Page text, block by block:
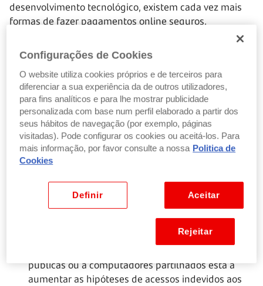
desenvolvimento tecnológico, existem cada vez mais
formas de fazer pagamentos online seguros.
10 passos para fazer pagamentos online seguros
As compras online devem ter alguns cuidados, que não
são assim tão diferentes dos que tem em espaços
físicos. A diferença é que, como tudo se passa no
mundo virtual e não está a ver o vendedor ou o
produto, pode sentir que é mais difícil controlar alguns
aspetos da compra.
experiência mais segura:
Mantenha a privacidade: faça as suas compras,
preferencialmente, usando o wi-fi de casa e os
públicas ou a computadores partilhados está a
aumentar as hipóteses de acessos indevidos aos
Configurações de Cookies
O website utiliza cookies próprios e de terceiros para
diferenciar a sua experiência da de outros utilizadores,
para fins analíticos e para lhe mostrar publicidade
personalizada com base num perfil elaborado a partir dos
seus hábitos de navegação (por exemplo, páginas
visitadas). Pode configurar os cookies ou aceitá-los. Para
mais informação, por favor consulte a nossa Politica de
Cookies
Aceitar
Definir
Rejeitar